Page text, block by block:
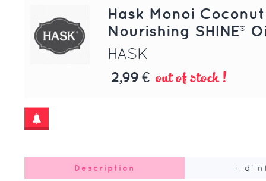
Hask Monoi
Nourishing SHINE®
HASK
2,99 € out of stock !
Description +